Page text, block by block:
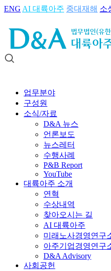
ENG AI 대륙아주 중대재해 소
업무분야
구성원
소식/자료
D&A 뉴스
언론보도
뉴스레터
수행사례
P&B Report
YouTube
대륙아주 소개
연혁
수상내역
찾아오시는 길
AI 대륙아주
미래노사경영연구
아주기업경영연구
D&A Advisory
사회공헌